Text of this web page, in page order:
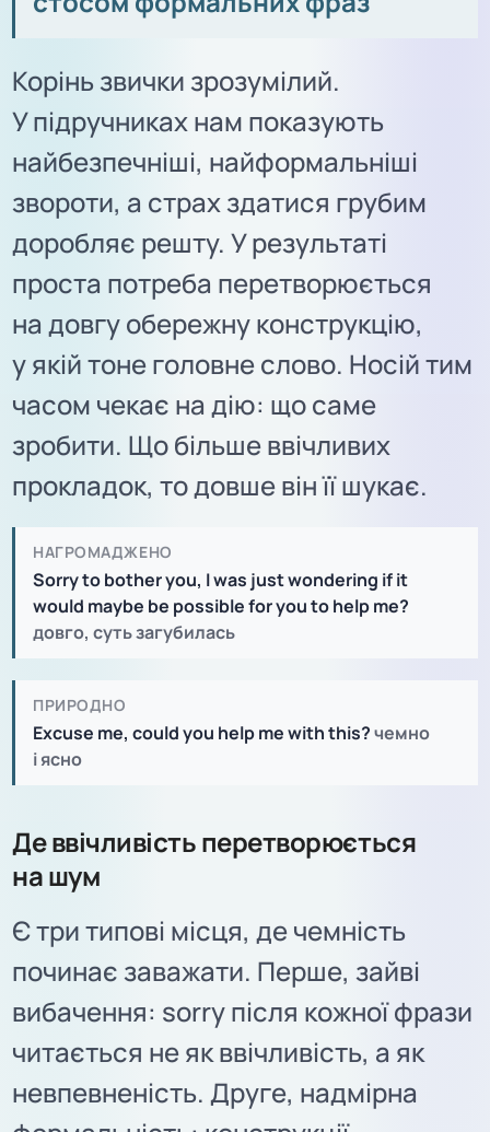
Корінь звички зрозумілий.
У підручниках нам показують
найбезпечніші, найформальніші
звороти, а страх здатися грубим
доробляє решту. У результаті
проста потреба перетворюється
на довгу обережну конструкцію,
у якій тоне головне слово. Носій тим
часом чекає на дію: що саме
зробити. Що більше ввічливих
прокладок, то довше він її шукає.
НАГРОМАДЖЕНО
Sorry to bother you, I was just wondering if it
would maybe be possible for you to help me?
довго, суть загубилась
ПРИРОДНО
Excuse me, could you help me with this?чемно
і ясно
Де ввічливість перетворюється
на шум
Є три типові місця, де чемність
починає заважати. Перше, зайві
вибачення: sorry після кожної фрази
читається не як ввічливість, а як
невпевненість. Друге, надмірна